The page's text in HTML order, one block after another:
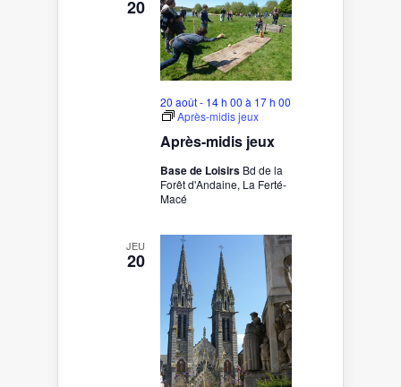
20
Après-midis jeux
20 août - 14 h 00 à 17 h 00
Après-midis jeux
Base de Loisirs Bd de la
Forêt d'Andaine, La Ferté-
Macé
JEU
20